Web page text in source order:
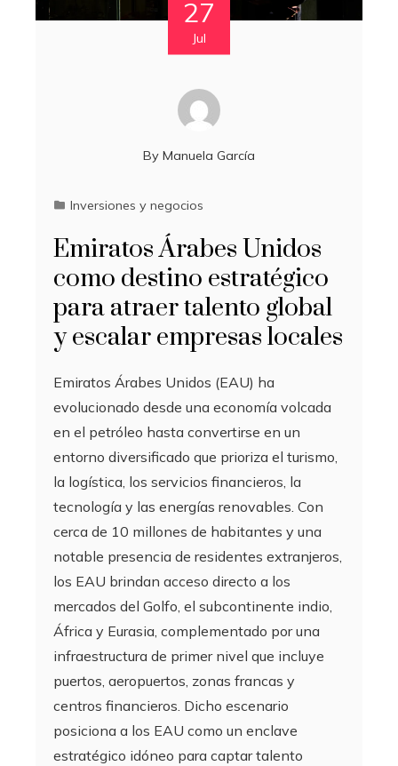
27
Jul
By Manuela García
Inversiones y negocios
Emiratos Árabes Unidos
como destino estratégico
para atraer talento global
y escalar empresas locales
Emiratos Árabes Unidos (EAU) ha
evolucionado desde una economía volcada
en el petróleo hasta convertirse en un
entorno diversificado que prioriza el turismo,
la logística, los servicios financieros, la
tecnología y las energías renovables. Con
cerca de 10 millones de habitantes y una
notable presencia de residentes extranjeros,
los EAU brindan acceso directo a los
mercados del Golfo, el subcontinente indio,
África y Eurasia, complementado por una
infraestructura de primer nivel que incluye
puertos, aeropuertos, zonas francas y
centros financieros. Dicho escenario
posiciona a los EAU como un enclave
estratégico idóneo para captar talento